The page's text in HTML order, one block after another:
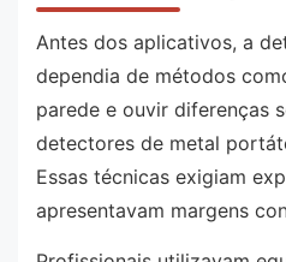
Antes dos aplicativos, a
dependia de métodos
parede e ouvir diferenças
detectores de metal
Essas técnicas exigiam
apresentavam margens